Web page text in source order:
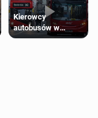
Kierowcy
autobusów w
Londynie